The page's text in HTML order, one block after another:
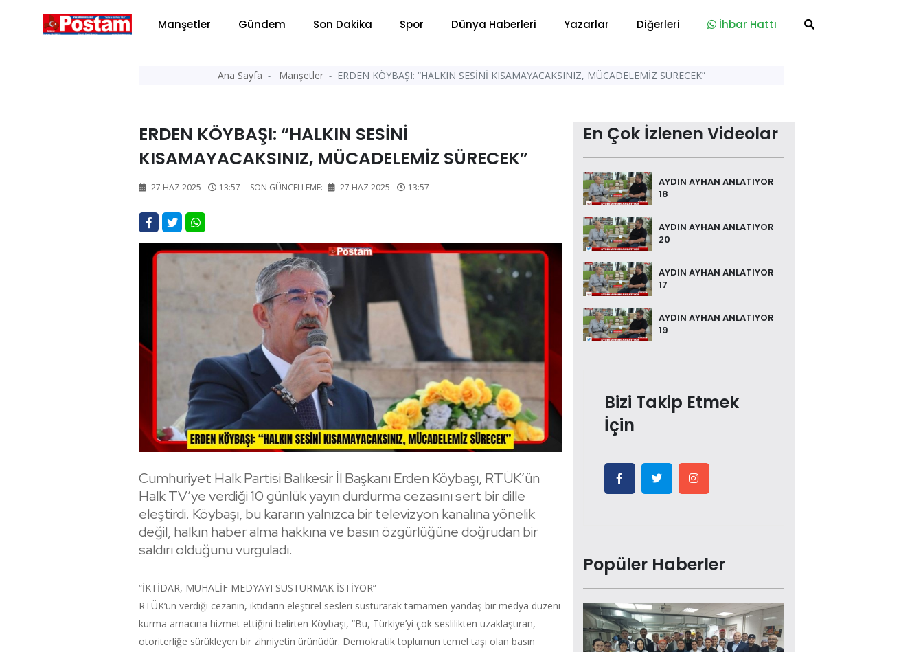
Manşetler Gündem Son Dakika Spor Dünya Haberleri Yazarlar Diğerleri İhbar Hattı
Ana Sayfa Manşetler ERDEN KÖYBAŞI: “HALKIN SESİNİ KISAMAYACAKSINIZ, MÜCADELEMİZ SÜRECEK”
ERDEN KÖYBAŞI: “HALKIN SESİNİ
KISAMAYACAKSINIZ, MÜCADELEMİZ SÜRECEK”
27 HAZ 2025 - 13:57 SON GÜNCELLEME: 27 HAZ 2025 - 13:57
Cumhuriyet Halk Partisi Balıkesir İl Başkanı Erden Köybaşı, RTÜK’ün
Halk TV’ye verdiği 10 günlük yayın durdurma cezasını sert bir dille
eleştirdi. Köybaşı, bu kararın yalnızca bir televizyon kanalına yönelik
değil, halkın haber alma hakkına ve basın özgürlüğüne doğrudan bir
saldırı olduğunu vurguladı.
“İKTİDAR, MUHALİF MEDYAYI SUSTURMAK İSTİYOR”
RTÜK’ün verdiği cezanın, iktidarın eleştirel sesleri susturarak tamamen yandaş bir medya düzeni
kurma amacına hizmet ettiğini belirten Köybaşı, “Bu, Türkiye’yi çok seslilikten uzaklaştıran,
otoriterliğe sürükleyen bir zihniyetin ürünüdür. Demokratik toplumun temel taşı olan basın
En Çok İzlenen Videolar
AYDIN AYHAN ANLATIYOR
18
AYDIN AYHAN ANLATIYOR
20
AYDIN AYHAN ANLATIYOR
17
AYDIN AYHAN ANLATIYOR
19
Bizi Takip Etmek
İçin
Popüler Haberler